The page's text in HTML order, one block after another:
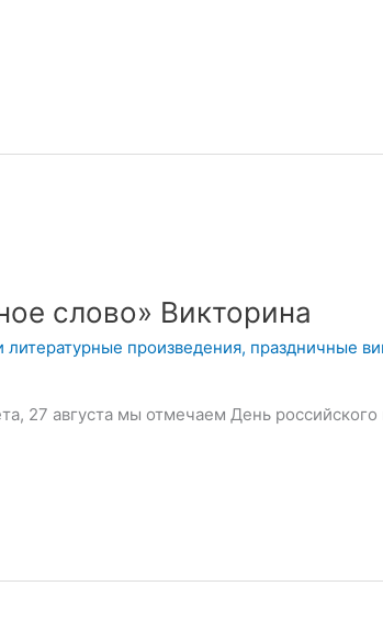
слово» Викторина
литературные произведения, праздничные
27 августа мы отмечаем День российского